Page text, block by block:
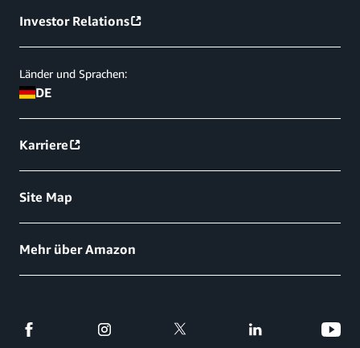
Investor Relations
Länder und Sprachen:
DE
Karriere
Site Map
Mehr über Amazon